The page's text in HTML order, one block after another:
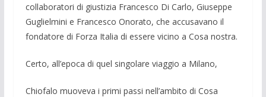
collaboratori di giustizia Francesco Di Carlo, Giuseppe
Guglielmini e Francesco Onorato, che ac­cusavano il
fondatore di Forza Italia di es­sere vicino a Cosa nostra.
Certo, all’epoca di quel singolare viag­gio a Milano,
Chiofalo muoveva i primi passi nell’ambito di Cosa